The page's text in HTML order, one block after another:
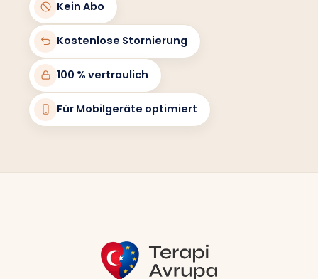
Kein Abo
Kostenlose Stornierung
100 % vertraulich
Für Mobilgeräte optimiert